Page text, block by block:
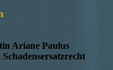
Ariane Paulus